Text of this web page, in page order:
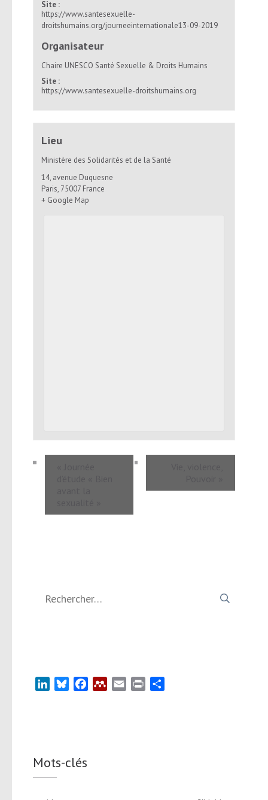
Site :
https://www.santesexuelle-
droitshumains.org/journeeinternationale13-09-2019
Organisateur
Chaire UNESCO Santé Sexuelle & Droits Humains
Site :
https://www.santesexuelle-droitshumains.org
Lieu
Ministère des Solidarités et de la Santé
14, avenue Duquesne
Paris, 75007 France
+ Google Map
LinkedInBlueskyFacebookMendeley
Email Print
Mots-clés